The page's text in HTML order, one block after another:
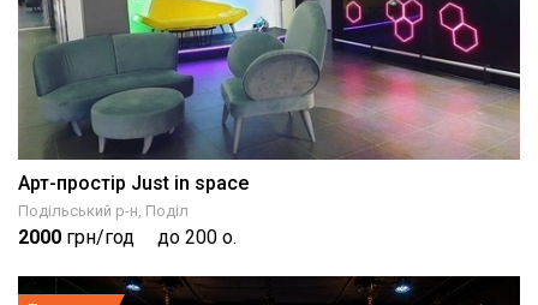
Арт-простір Just in space
Подільський р-н, Поділ
2000 грн/год до 200 о.